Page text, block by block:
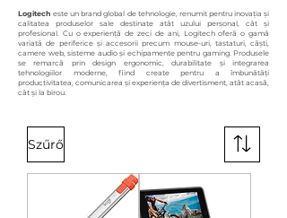
Logitecheste un brand global de tehnologie, renumit pentru inovația și
calitatea produselor sale destinate atât uzului personal, cât și
profesional. Cu o experiență de zeci de ani, Logitech oferă o gamă
variată de periferice și accesorii precum mouse-uri, tastaturi, căști,
camere web, sisteme audio și echipamente pentru gaming. Produsele
se remarcă prin design ergonomic, durabilitate și integrarea
tehnologiilor moderne, fiind create pentru a îmbunătăți
productivitatea, comunicarea și experiența de divertisment, atât acasă,
cât și la birou.
Szűrő